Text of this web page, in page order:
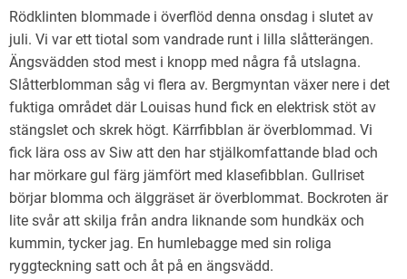
Rödklinten blommade i överflöd denna onsdag i slutet av
juli. Vi var ett tiotal som vandrade runt i lilla slåtterängen.
Ängsvädden stod mest i knopp med några få utslagna.
Slåtterblomman såg vi flera av. Bergmyntan växer nere i det
fuktiga området där Louisas hund fick en elektrisk stöt av
stängslet och skrek högt. Kärrfibblan är överblommad. Vi
fick lära oss av Siw att den har stjälkomfattande blad och
har mörkare gul färg jämfört med klasefibblan. Gullriset
börjar blomma och älggräset är överblommat. Bockroten är
lite svår att skilja från andra liknande som hundkäx och
kummin, tycker jag. En humlebagge med sin roliga
ryggteckning satt och åt på en ängsvädd.